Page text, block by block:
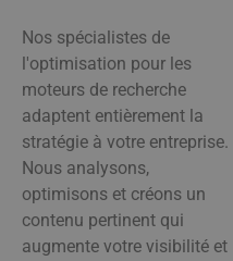
Nos spécialistes de
l'optimisation pour les
moteurs de recherche
adaptent entièrement la
stratégie à votre entreprise.
Nous analysons,
optimisons et créons un
contenu pertinent qui
augmente votre visibilité et